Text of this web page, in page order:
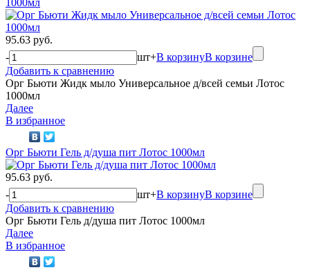
95.63 руб.
-
шт+В корзинуВ корзине
Добавить к сравнению
Орг Бьюти Жидк мыло Универсальное д/всей семьи Лотос
1000мл
Далее
В избранное
Орг Бьюти Гель д/душа пит Лотос 1000мл
95.63 руб.
-
шт+В корзинуВ корзине
Добавить к сравнению
Орг Бьюти Гель д/душа пит Лотос 1000мл
Далее
В избранное